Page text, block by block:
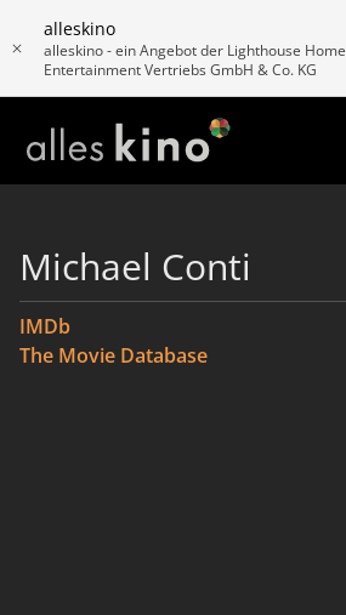
alleskino
alleskino - ein Angebot der Lighthouse Home
Entertainment Vertriebs GmbH & Co. KG
Michael Conti
IMDb
The Movie Database